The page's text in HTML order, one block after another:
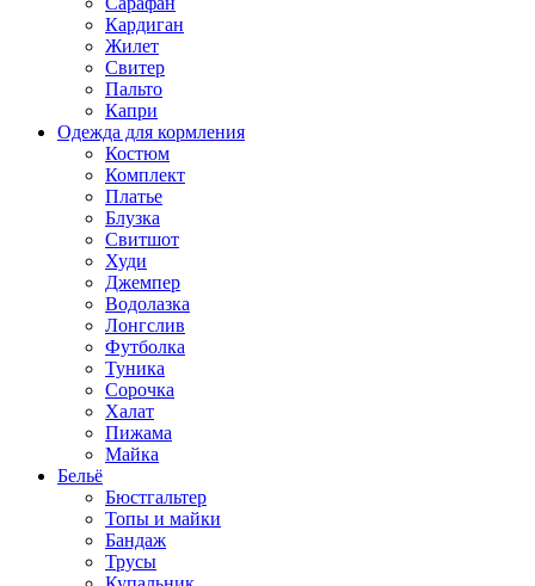
Кардиган
Жилет
Свитер
Пальто
Капри
Одежда для кормления
Костюм
Комплект
Платье
Блузка
Свитшот
Худи
Джемпер
Водолазка
Лонгслив
Футболка
Туника
Сорочка
Халат
Пижама
Майка
Бельё
Бюстгальтер
Топы и майки
Бандаж
Трусы